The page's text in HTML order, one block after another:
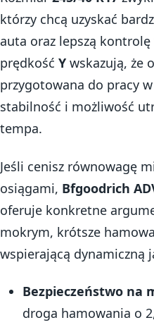
którzy chcą uzyskać
auta oraz lepszą
prędkość Y wskazują, że
przygotowana do pracy
stabilność i możliwość
tempa.
Jeśli cenisz równowagę
osiągami, Bfgoodrich
oferuje konkretne
mokrym, krótsze
wspierającą dynamiczną
Bezpieczeństwo na
droga hamowania o